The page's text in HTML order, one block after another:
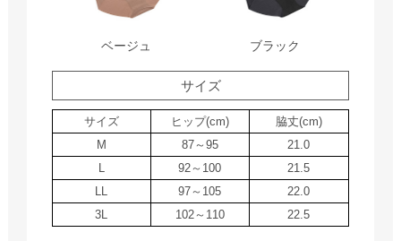
ベージュ ブラック
サイズ
サイズ ヒップ(cm)
脇丈(cm)
M
87～95
21.0
92～100
21.5
97～105
22.0
3L
102～110 22.5